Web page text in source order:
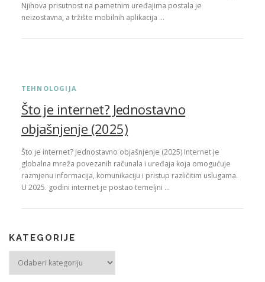
Njihova prisutnost na pametnim uređajima postala je
neizostavna, a tržište mobilnih aplikacija …
TEHNOLOGIJA
Što je internet? Jednostavno
objašnjenje (2025)
Što je internet? Jednostavno objašnjenje (2025) Internet je
globalna mreža povezanih računala i uređaja koja omogućuje
razmjenu informacija, komunikaciju i pristup različitim uslugama.
U 2025. godini internet je postao temeljni …
KATEGORIJE